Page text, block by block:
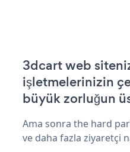
3dcart web
işletmelerinizin
büyük zorluğun
Ama sonra the hard
ve daha fazla ziyaretçi